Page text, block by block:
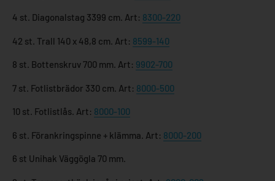
4 st. Diagonalstag 3399 cm. Art: 8300-220
42 st. Trall 140 x 48,8 cm. Art: 8599-140
8 st. Bottenskruv 700 mm. Art: 9902-700
7 st. Fotlistbrädor 330 cm. Art: 8000-500
10 st. Fotlistlås. Art: 8000-100
6 st. Förankringspinne + klämma. Art: 8000-200
6 st Unihak Väggögla 70 mm.